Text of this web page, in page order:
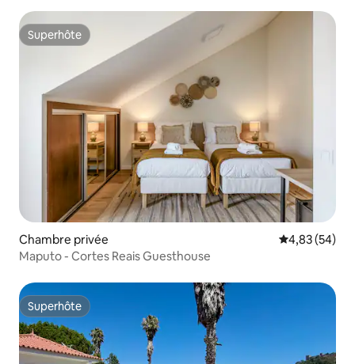
Superhôte
Superhôte
Chambre privée Évaluation
4,83 (54)
Maputo - Cortes Reais Guesthouse
Superhôte
Superhôte